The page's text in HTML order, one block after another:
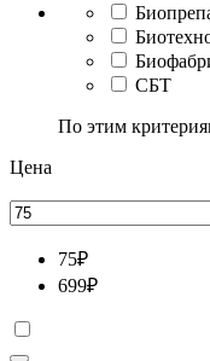
СБТ
По этим
Цена
75₽
699₽